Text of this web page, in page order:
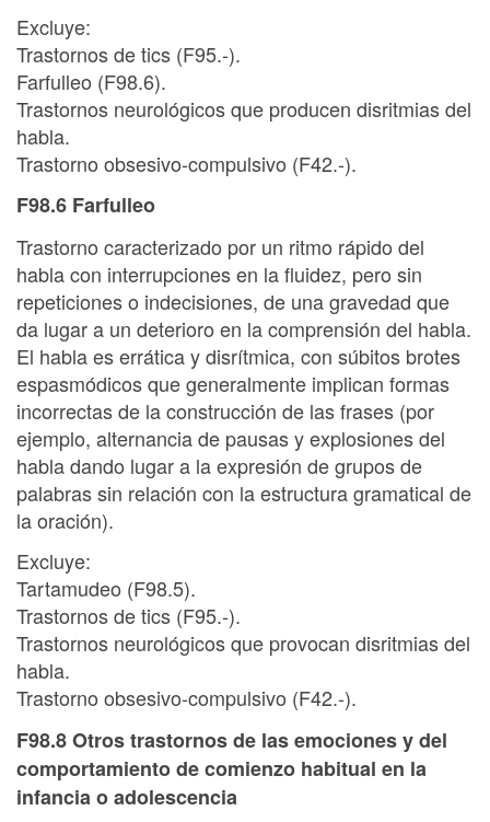
Excluye:
Trastornos de tics (F95.-).
Farfulleo (F98.6).
Trastornos neurológicos que producen disritmias del
habla.
Trastorno obsesivo-compulsivo (F42.-).
F98.6 Farfulleo
Trastorno caracterizado por un ritmo rápido del
habla con interrupciones en la fluidez, pero sin
repeticiones o indecisiones, de una gravedad que
da lugar a un deterioro en la comprensión del habla.
El habla es errática y disrítmica, con súbitos brotes
espasmódicos que generalmente implican formas
incorrectas de la construcción de las frases (por
ejemplo, alternancia de pausas y explosiones del
habla dando lugar a la expresión de grupos de
palabras sin relación con la estructura gramatical de
la oración).
Excluye:
Tartamudeo (F98.5).
Trastornos de tics (F95.-).
Trastornos neurológicos que provocan disritmias del
habla.
Trastorno obsesivo-compulsivo (F42.-).
F98.8 Otros trastornos de las emociones y del
comportamiento de comienzo habitual en la
infancia o adolescencia